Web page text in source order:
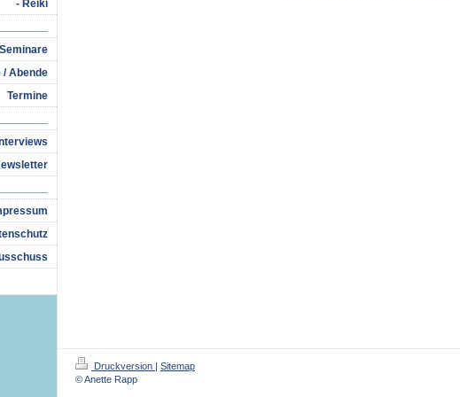
- Reiki
/ Abende
Termine
Druckversion | Sitemap
© Anette Rapp